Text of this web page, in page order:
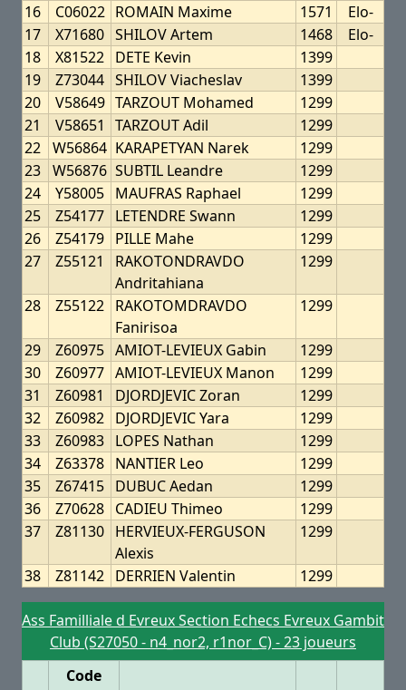
16
C06022 ROMAIN Maxime 1571
Elo-
17
X71680 SHILOV Artem 1468
Elo-
18
X81522 DETE Kevin
1399
19
Z73044 SHILOV Viacheslav
1399
20
V58649 TARZOUT Mohamed
1299
21
V58651 TARZOUT Adil
1299
22 W56864 KARAPETYAN Narek
1299
23 W56876 SUBTIL Leandre
1299
24
Y58005 MAUFRAS Raphael
1299
25
Z54177 LETENDRE Swann
1299
26
Z54179 PILLE Mahe
1299
27
Z55121
RAKOTONDRAVDO
Andritahiana
1299
28 Z55122 RAKOTOMDRAVDO
Fanirisoa
1299
29 Z60975 AMIOT-LEVIEUX Gabin
1299
30
Z60977 AMIOT-LEVIEUX Manon
1299
31
Z60981 DJORDJEVIC Zoran
1299
32
Z60982 DJORDJEVIC Yara
1299
33
Z60983 LOPES Nathan
1299
34
Z63378 NANTIER Leo
1299
35
Z67415 DUBUC Aedan
1299
36
Z70628 CADIEU Thimeo
1299
37
Z81130 HERVIEUX-FERGUSON
Alexis
1299
38 Z81142 DERRIEN Valentin 1299
Ass Familliale d Evreux Section Echecs Evreux Gambit
Club (S27050 - n4_nor2, r1nor_C) - 23 joueurs
Code